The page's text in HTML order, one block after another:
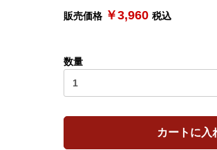
販売価格 ￥3,960 税込
数量
カートに入